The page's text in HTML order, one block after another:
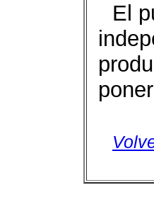
El